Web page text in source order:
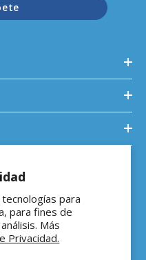
para
para fines de
Más
Privacidad.